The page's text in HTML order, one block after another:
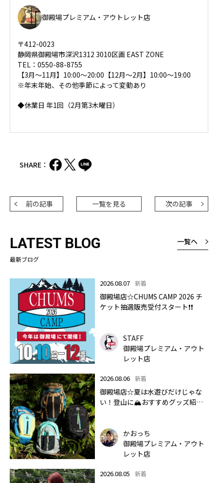
御殿場プレミアム・アウトレット店
〒412-0023
静岡県御殿場市深沢1312 3010区画 EAST ZONE
TEL：0550-88-8755
【3月～11月】10:00～20:00【12月～2月】10:00～19:00
※年末年始、その他季節によって変動あり
◆休業日 年1回（2月第3木曜日）
SHARE：
前の記事 一覧を見る 次の記事
LATEST BLOG
最新ブログ
一覧へ
2026.08.07 新着
御殿場店☆CHUMS CAMP 2026 チ
ケット抽選販売受付スタート❗❗
STAFF
御殿場プレミアム・アウト
レット店
2026.08.06 新着
御殿場店☆夏は水遊びだけじゃな
い！登山に🏔おすすめグッズ紹介
かおっち
御殿場プレミアム・アウト
レット店
2026.08.05 新着